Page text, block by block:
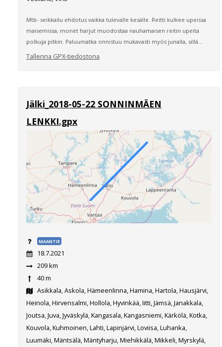
Mtb- seikkailu ehdotus vaikka tulevalle kesälle. Reitti kulkee upeissa
maisemissa, monet harjut muodostaa nauhamaisen reitin upeita
polkuja pitkin. Paluumatka onnistuu mukavasti myös junalla, sillä...
Tallenna GPX-tiedostona
Jälki_2018-05-22 SONNINMÄEN
LENKKI.gpx
MAANTIE
18.7.2021
209 km
40 m
Asikkala, Askola, Hämeenlinna, Hamina, Hartola, Hausjärvi,
Heinola, Hirvensalmi, Hollola, Hyvinkää, Iitti, Jämsä, Janakkala,
Joutsa, Juva, Jyväskylä, Kangasala, Kangasniemi, Kärkölä, Kotka,
Kouvola, Kuhmoinen, Lahti, Lapinjärvi, Loviisa, Luhanka,
Luumäki, Mäntsälä, Mäntyharju, Miehikkälä, Mikkeli, Myrskylä,